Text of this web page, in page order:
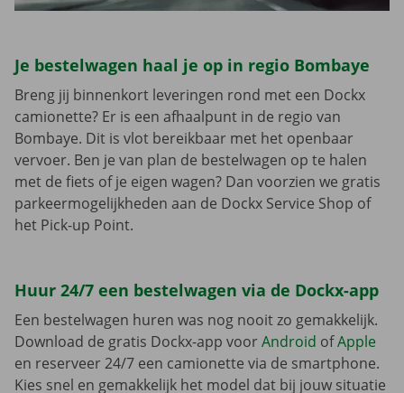
Je bestelwagen haal je op in regio Bombaye
Breng jij binnenkort leveringen rond met een Dockx
camionette? Er is een afhaalpunt in de regio van
Bombaye. Dit is vlot bereikbaar met het openbaar
vervoer. Ben je van plan de bestelwagen op te halen
met de fiets of je eigen wagen? Dan voorzien we gratis
parkeermogelijkheden aan de Dockx Service Shop of
het Pick-up Point.
Huur 24/7 een bestelwagen via de Dockx-app
Een bestelwagen huren was nog nooit zo gemakkelijk.
Download de gratis Dockx-app voorAndroid ofApple
en reserveer 24/7 een camionette via de smartphone.
Kies snel en gemakkelijk het model dat bij jouw situatie